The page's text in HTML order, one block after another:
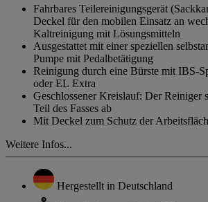
derselben
Seite.
Fahrbares Teilereinigungsgerät
Deckel für den mobilen Einsatz an
Kaltreinigung mit Lösungsmitteln
Ausgestattet mit einer speziellen
Pumpe mit Pedalbetätigung
Reinigung durch eine Bürste mit IBS-
oder EL Extra
Geschlossener Kreislauf: Der Reiniger
Teil des Fasses ab
Mit Deckel zum Schutz der
Weitere Infos...
Hergestellt in Deutschland